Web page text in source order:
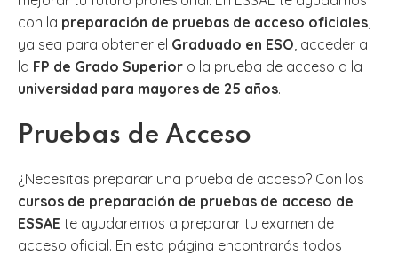
con la preparación de pruebas de acceso oficiales,
ya sea para obtener el Graduado en ESO, acceder a
la FP de Grado Superior o la prueba de acceso a la
universidad para mayores de 25 años.
Pruebas de Acceso
¿Necesitas preparar una prueba de acceso? Con los
cursos de preparación de pruebas de acceso de
ESSAE te ayudaremos a preparar tu examen de
acceso oficial. En esta página encontrarás todos